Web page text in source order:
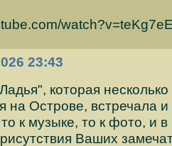
23:43
которая
на Острове, встречала и
к музыке, то к фото, и в
Ваших